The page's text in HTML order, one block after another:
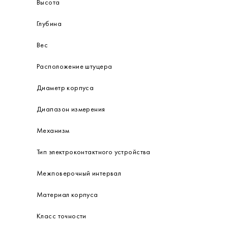
Высота
Глубина
Вес
Расположение штуцера
Диаметр корпуса
Диапазон измерения
Механизм
Тип электроконтактного устройства
Межповерочный интервал
Материал корпуса
Класс точности